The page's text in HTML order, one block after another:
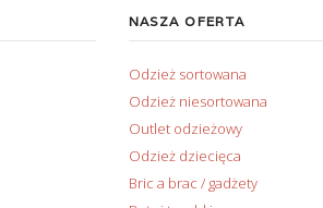
NASZA OFERTA
Odzież sortowana
Odzież niesortowana
Outlet odzieżowy
Odzież dziecięca
Bric a brac / gadżety